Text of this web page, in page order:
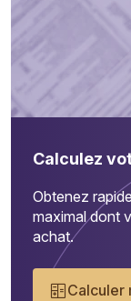
Calculez
Obtenez
maximal dont
achat.
Calculer